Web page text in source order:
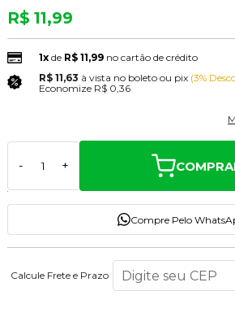
R$ 11,99
1xde R$ 11,99 no cartão de crédito
R$ 11,63 à vista no boleto ou pix (3%
Economize R$ 0,36
- +
Compre Pelo
Calcule Frete e Prazo